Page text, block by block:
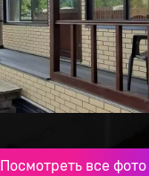
Посмотреть все фото